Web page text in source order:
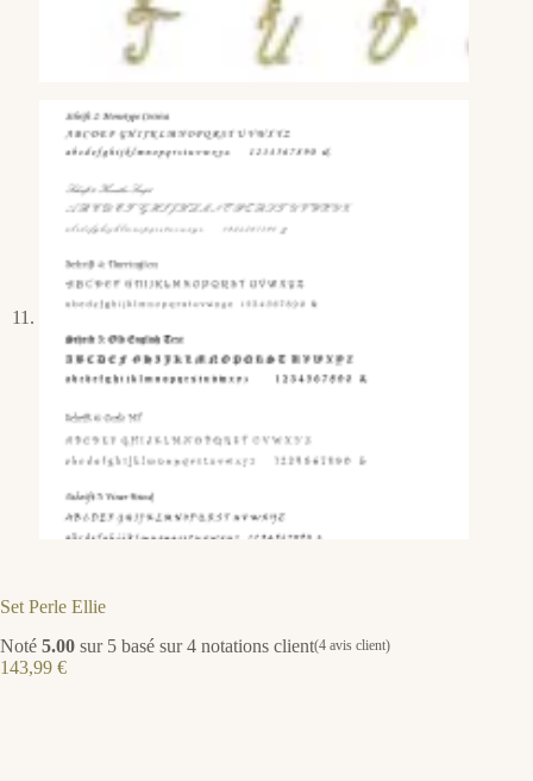
Set Perle Ellie
Noté 5.00 sur 5 basé sur4 notations client(4 avis client)
143,99 €